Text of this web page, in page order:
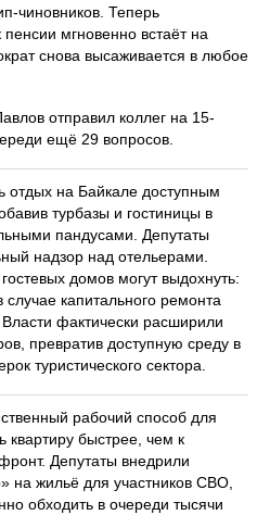
чиновников. Теперь
мгновенно встаёт на
снова высаживается в любое
отправил коллег на 15-
ещё 29 вопросов.
отдых на Байкале доступным
турбазы и гостиницы в
пандусами. Депутаты
надзор над отельерами.
домов могут выдохнуть:
случае капитального ремонта
фактически расширили
превратив доступную среду в
туристического сектора.
рабочий способ для
квартиру быстрее, чем к
Депутаты внедрили
на жильё для участников СВО,
обходить в очереди тысячи